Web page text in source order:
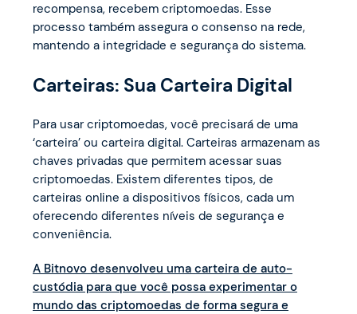
recompensa, recebem criptomoedas. Esse
processo também assegura o consenso na rede,
mantendo a integridade e segurança do sistema.
Carteiras: Sua Carteira Digital
Para usar criptomoedas, você precisará de uma
‘carteira’ ou carteira digital. Carteiras armazenam as
chaves privadas que permitem acessar suas
criptomoedas. Existem diferentes tipos, de
carteiras online a dispositivos físicos, cada um
oferecendo diferentes níveis de segurança e
conveniência.
A Bitnovo desenvolveu uma carteira de auto-
custódia para que você possa experimentar o
mundo das criptomoedas de forma segura e